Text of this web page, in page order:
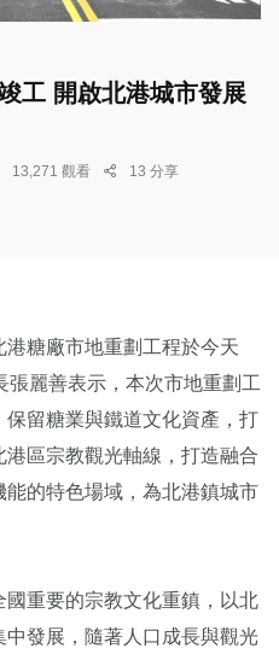
工 開啟北港城市發展
13,271 觀看 13 分享
港糖廠市地重劃工程於今天
張麗善表示，本次市地重劃工
留糖業與鐵道文化資產，打
區宗教觀光軸線，打造融合
的特色場域，為北港鎮城市
重要的宗教文化重鎮，以北
發展，隨著人口成長與觀光